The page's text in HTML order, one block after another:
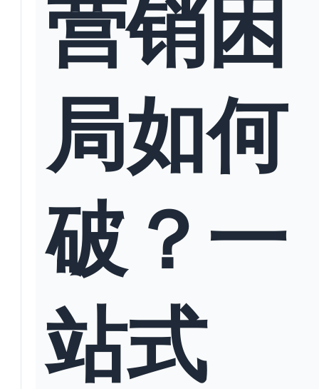
营销困
局如何
破？一
站式